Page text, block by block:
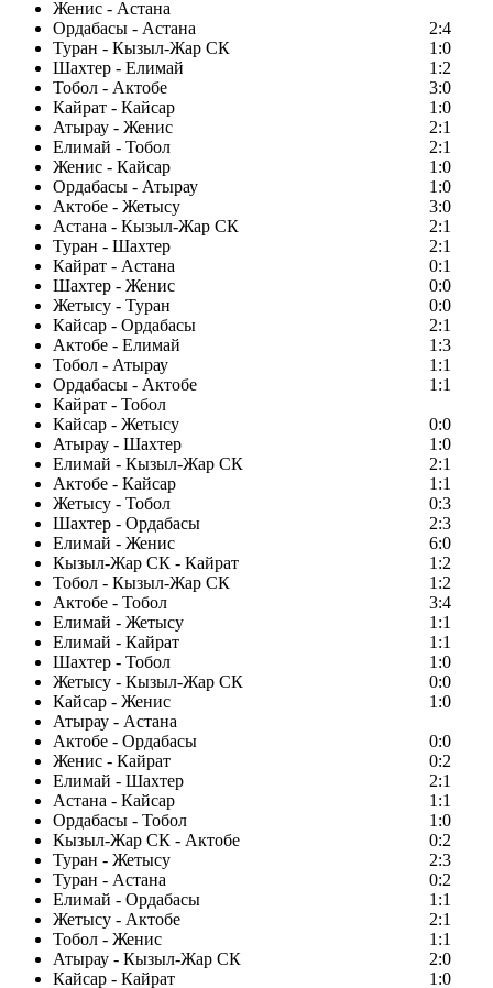
Женис - Астана
Ордабасы - Астана
2:4
Туран - Кызыл-Жар СК
1:0
Шахтер - Елимай
1:2
Тобол - Актобе
3:0
Кайрат - Кайсар
1:0
Атырау - Женис
2:1
Елимай - Тобол
2:1
Женис - Кайсар
1:0
Ордабасы - Атырау
1:0
Актобе - Жетысу
3:0
Астана - Кызыл-Жар СК
2:1
Туран - Шахтер
2:1
Кайрат - Астана
0:1
Шахтер - Женис
0:0
Жетысу - Туран
0:0
Кайсар - Ордабасы
2:1
Актобе - Елимай
1:3
Тобол - Атырау
1:1
Ордабасы - Актобе
1:1
Кайрат - Тобол
Кайсар - Жетысу
0:0
Атырау - Шахтер
1:0
Елимай - Кызыл-Жар СК
2:1
Актобе - Кайсар
1:1
Жетысу - Тобол
0:3
Шахтер - Ордабасы
2:3
Елимай - Женис
6:0
Кызыл-Жар СК - Кайрат
1:2
Тобол - Кызыл-Жар СК
1:2
Актобе - Тобол
3:4
Елимай - Жетысу
1:1
Елимай - Кайрат
1:1
Шахтер - Тобол
1:0
Жетысу - Кызыл-Жар СК
0:0
Кайсар - Женис
1:0
Атырау - Астана
Актобе - Ордабасы
0:0
Женис - Кайрат
0:2
Елимай - Шахтер
2:1
Астана - Кайсар
1:1
Ордабасы - Тобол
1:0
Кызыл-Жар СК - Актобе
0:2
Туран - Жетысу
2:3
Туран - Астана
0:2
Елимай - Ордабасы
1:1
Жетысу - Актобе
2:1
Тобол - Женис
1:1
Атырау - Кызыл-Жар СК
2:0
Кайсар - Кайрат
1:0